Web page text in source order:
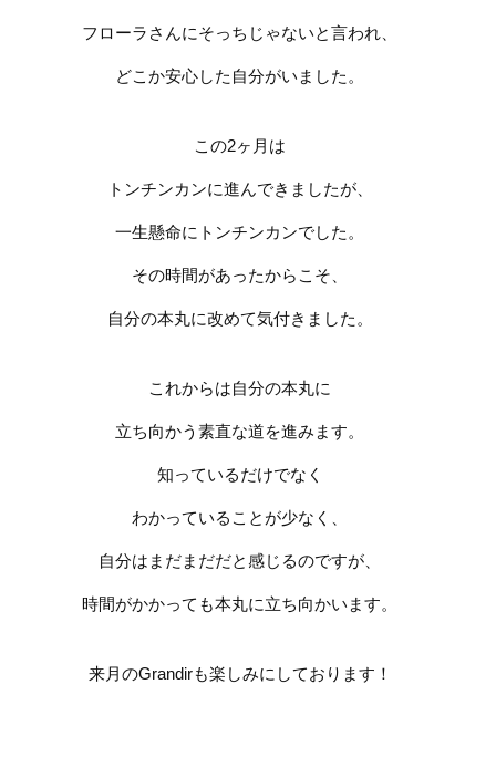
フローラさんにそっちじゃないと言われ、
どこか安心した自分がいました。
この2ヶ月は
トンチンカンに進んできましたが、
一生懸命にトンチンカンでした。
その時間があったからこそ、
自分の本丸に改めて気付きました。
これからは自分の本丸に
立ち向かう素直な道を進みます。
知っているだけでなく
わかっていることが少なく、
自分はまだまだだと感じるのですが、
時間がかかっても本丸に立ち向かいます。
来月のGrandirも楽しみにしております！